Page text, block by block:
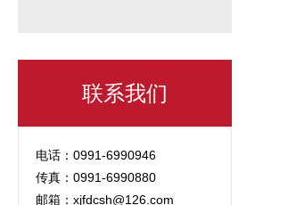
联系我们
电话：0991-6990946
传真：0991-6990880
邮箱：xjfdcsh@126.com